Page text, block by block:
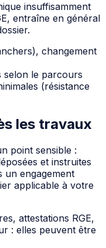
insuffisamment
entraîne en général
changement
selon le parcours
(résistance
les travaux
point sensible :
et instruites
un engagement
applicable à votre
attestations RGE,
: elles peuvent être